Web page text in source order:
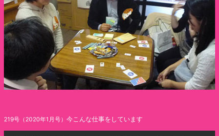
219号（2020年1月号） 今こんな仕事をしています